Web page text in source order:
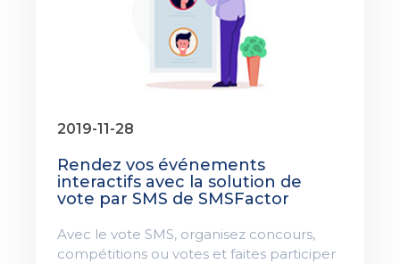
2019-11-28
Rendez vos événements
interactifs avec la solution de
vote par SMS de SMSFactor
Avec le vote SMS, organisez concours,
compétitions ou votes et faites participer